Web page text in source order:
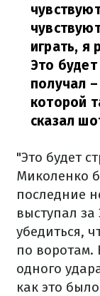
играть, я
Это
получал
которой
сказал
"Это будет
Миколенко
последние
выступал
убедиться,
по воротам.
одного
как это